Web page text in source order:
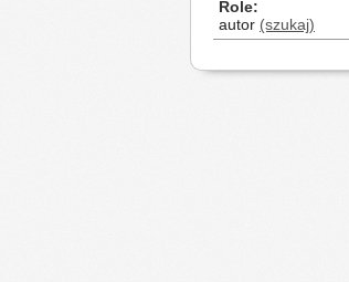
Role
autor (szukaj)